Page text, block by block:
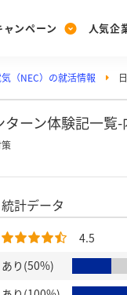
ンペーン
Post
投稿する
人気企
Ranking
ランキングを見る
Vote
投票する
PickUp
注目の企業特集
（NEC）の就活情報
ーン体験記一覧
計データ
4.5
あり(50%)